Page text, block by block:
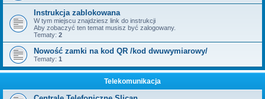
Instrukcja zablokowana
W tym miejscu znajdziesz link do instrukcji
Aby zobaczyć ten temat musisz być zalogowany.
Tematy: 2
Nowość zamki na kod QR /kod dwuwymiarowy/
Tematy: 1
Telekomunikacja